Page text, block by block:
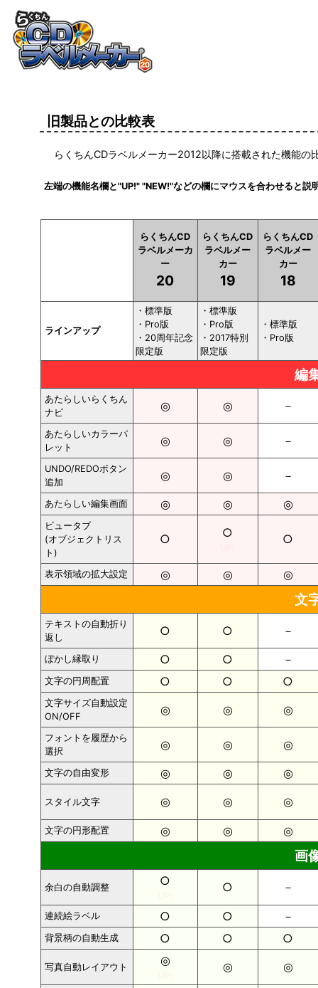
旧製品との比較表
らくちんCDラベルメーカー2012以降に搭載された機能の
左端の機能名欄と"UP!" "NEW!"などの欄にマウスを合わせると説
らくちんCD
ラベルメーカ
ー
20
らくちんCD
ラベルメー
カー
19
らくちんCD
ラベルメー
カー
18
ラインアップ
・標準版
・Pro版
・20周年記念
限定版
・標準版
・Pro版
・2017特別
限定版
・標準版
・Pro版
編
あたらしいらくちん
ナビ
◎ ◎ －
あたらしいカラーパ
レット
◎ ◎ －
UNDO/REDOボタン
追加
◎ ◎ －
あたらしい編集画面 ◎ ◎ ◎
ビュータブ
(オブジェクトリス
ト)
○ ○ ○
表示領域の拡大設定 ◎ ◎ ◎
文
テキストの自動折り
返し
○ ○ －
ぼかし縁取り ○ ○ －
文字の円周配置 ○ ○ ○
文字サイズ自動設定
ON/OFF
◎ ◎ ◎
フォントを履歴から
選択
◎ ◎ ◎
文字の自由変形 ◎ ◎ ◎
スタイル文字 ◎ ◎ ◎
文字の円形配置 ◎ ◎ ◎
画
余白の自動調整 ○ ○ －
連続絵ラベル ○ ○ －
背景柄の自動生成 ○ ○ ○
写真自動レイアウト ◎ ◎ ◎